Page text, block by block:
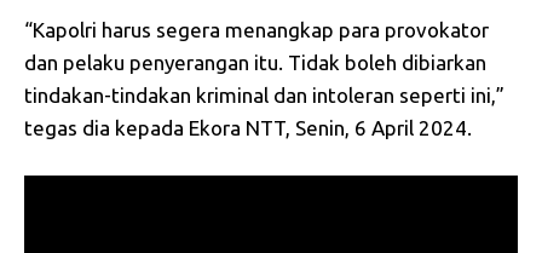
“Kapolri harus segera menangkap para provokator
dan pelaku penyerangan itu. Tidak boleh dibiarkan
tindakan-tindakan kriminal dan intoleran seperti ini,”
tegas dia kepada Ekora NTT, Senin, 6 April 2024.